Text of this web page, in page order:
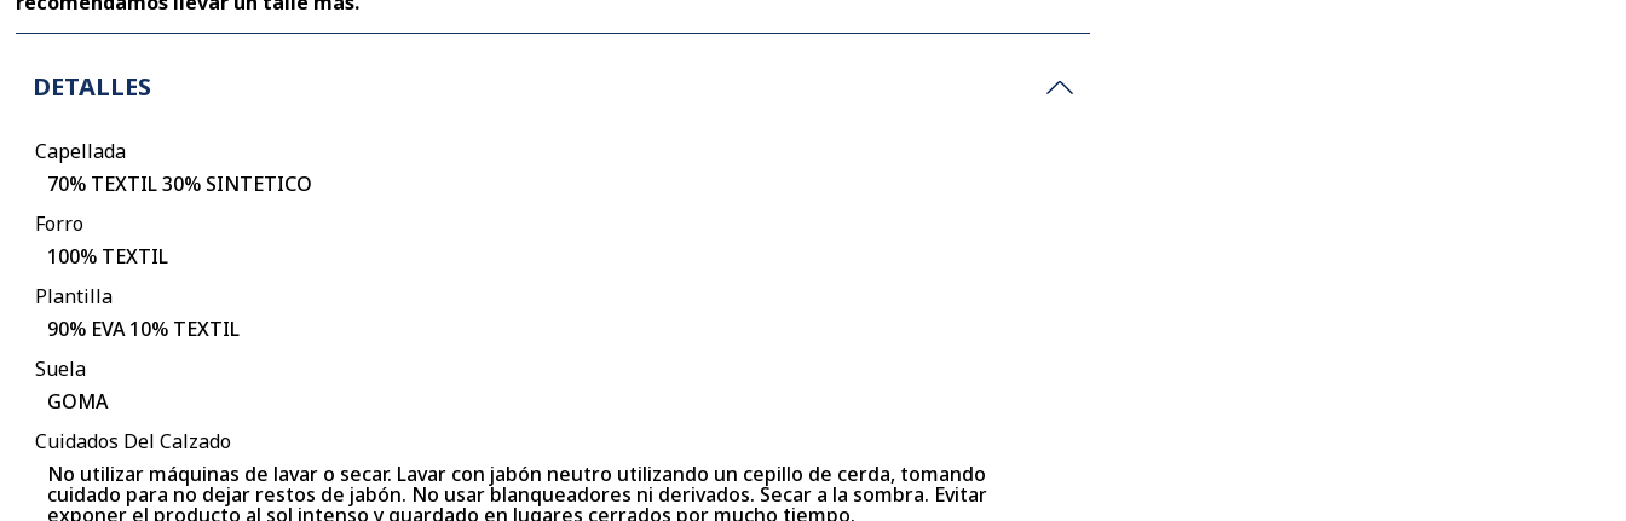
DETALLES
Capellada
70% TEXTIL 30% SINTETICO
Forro
100% TEXTIL
Plantilla
90% EVA 10% TEXTIL
Suela
GOMA
Cuidados Del Calzado
No utilizar máquinas de lavar o secar. Lavar con jabón neutro utilizando un cepillo de cerda, tomando
cuidado para no dejar restos de jabón. No usar blanqueadores ni derivados. Secar a la sombra. Evitar
exponer el producto al sol intenso y guardado en lugares cerrados por mucho tiempo.